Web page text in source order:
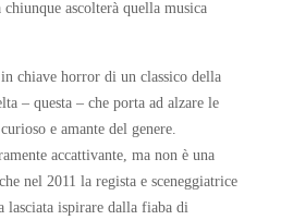
ascolterà quella musica
chiave horror di un classico della
– questa – che porta ad alzare le
e amante del genere.
accattivante, ma non è una
nel 2011 la regista e sceneggiatrice
lasciata ispirare dalla fiaba di